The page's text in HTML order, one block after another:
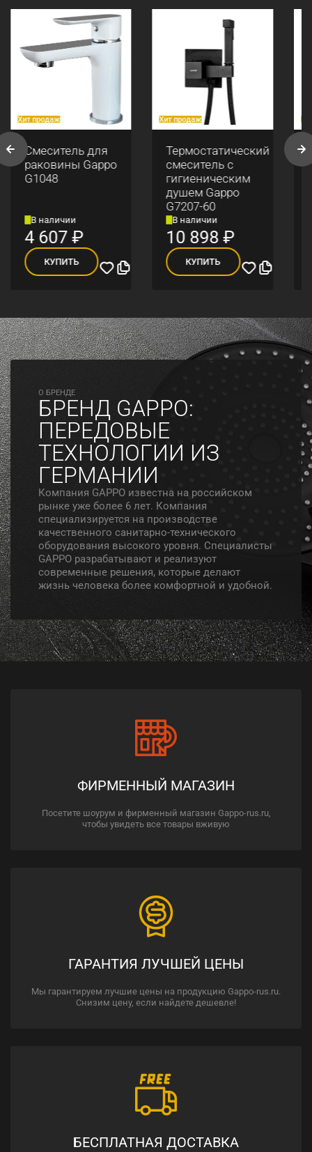
Хит продаж
Смеситель для
раковины Gappo
G1048
В наличии
4 607₽
КУПИТЬ
Хит продаж
Термостатический
смеситель с
гигиеническим
душем Gappo
G7207-60
В наличии
10 898₽
КУПИТЬ
O БРЕНДЕ
БРЕНД GAPPO:
ПЕРЕДОВЫЕ
ТЕХНОЛОГИИ ИЗ
ГЕРМАНИИ
Компания GAPPO известна на российском
рынке уже более 6 лет. Компания
специализируется на производстве
качественного санитарно-технического
оборудования высокого уровня. Специалисты
GAPPO разрабатывают и реализуют
современные решения, которые делают
жизнь человека более комфортной и удобной.
ФИРМЕННЫЙ МАГАЗИН
Посетите шоурум и фирменный магазин Gappo-rus.ru,
чтобы увидеть все товары вживую
ГАРАНТИЯ ЛУЧШЕЙ ЦЕНЫ
Мы гарантируем лучшие цены на продукцию Gappo-rus.ru.
Снизим цену, если найдете дешевле!
БЕСПЛАТНАЯ ДОСТАВКА